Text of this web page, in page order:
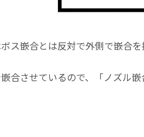
ス嵌合とは反対で外側で嵌合を
合させているので、「ノズル嵌